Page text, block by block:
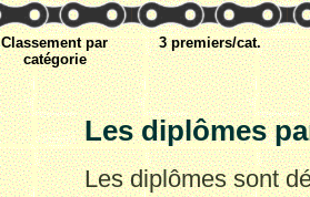
Classement par
catégorie
3 premiers/cat.
Les diplômes
Les diplômes sont